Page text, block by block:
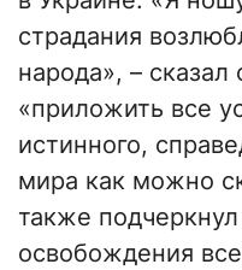
страдания
народа», – сказал
«приложить все
истинного,
мира как можно
также
освобождения